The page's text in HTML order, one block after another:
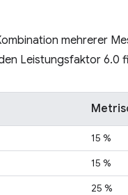
mehrerer
Leistungsfaktor 6.0
15 %
15 %
25 %